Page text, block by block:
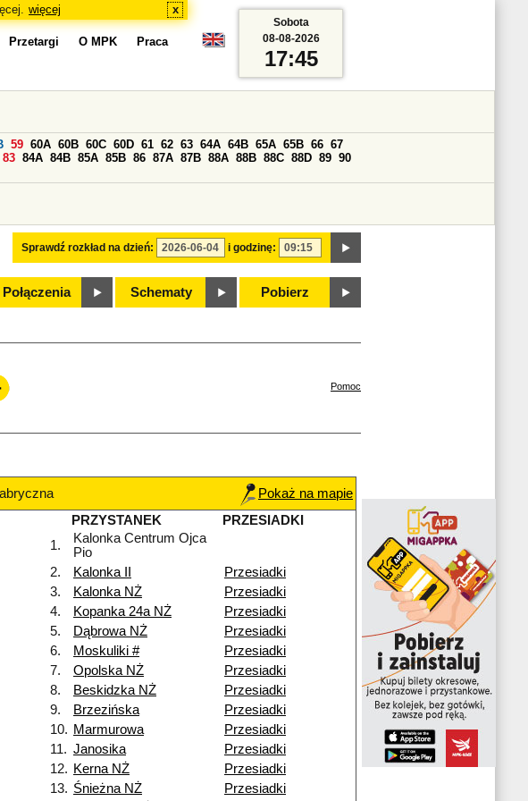
więcej x
Przetargi O MPK Praca
Sprawdź rozkład na dzień: i godzinę:
59 60A 60B 60C 60D 61 62 63 64A 64B 65A 65B 66 67
83 84A 84B 85A 85B 86 87A 87B 88A 88B 88C 88D 89 90
Połączenia Schematy Pobierz
Sobota
08-08-2026
17:45
Pomoc
Pokaż na mapie
PRZYSTANEK
PRZESIADKI
1.
Kalonka Centrum Ojca
Pio
2.
Kalonka II
Przesiadki
3.
Kalonka NŻ
Przesiadki
4. Kopanka 24a NŻ
Przesiadki
5.
Dąbrowa NŻ
Przesiadki
6. Moskuliki #
Przesiadki
7. Opolska NŻ
Przesiadki
8. Beskidzka NŻ
Przesiadki
9. Brzezińska
Przesiadki
10. Marmurowa
Przesiadki
11. Janosika
Przesiadki
12. Kerna NŻ
Przesiadki
13. Śnieżna NŻ Przesiadki